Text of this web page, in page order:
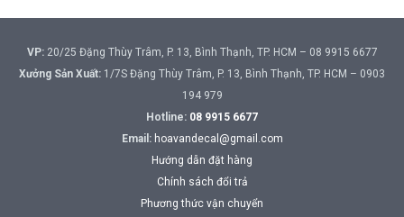
VP:20/25 Đặng Thùy Trâm, P. 13, Bình Thạnh, TP. HCM – 08 9915 6677
Xưởng Sản Xuất: 1/7S Đặng Thùy Trâm, P. 13, Bình Thạnh, TP. HCM – 0903
194 979
Hotline: 08 9915 6677
Email: hoavandecal@gmail.com
Hướng dẫn đặt hàng
Chính sách đổi trả
Phương thức vận chuyển